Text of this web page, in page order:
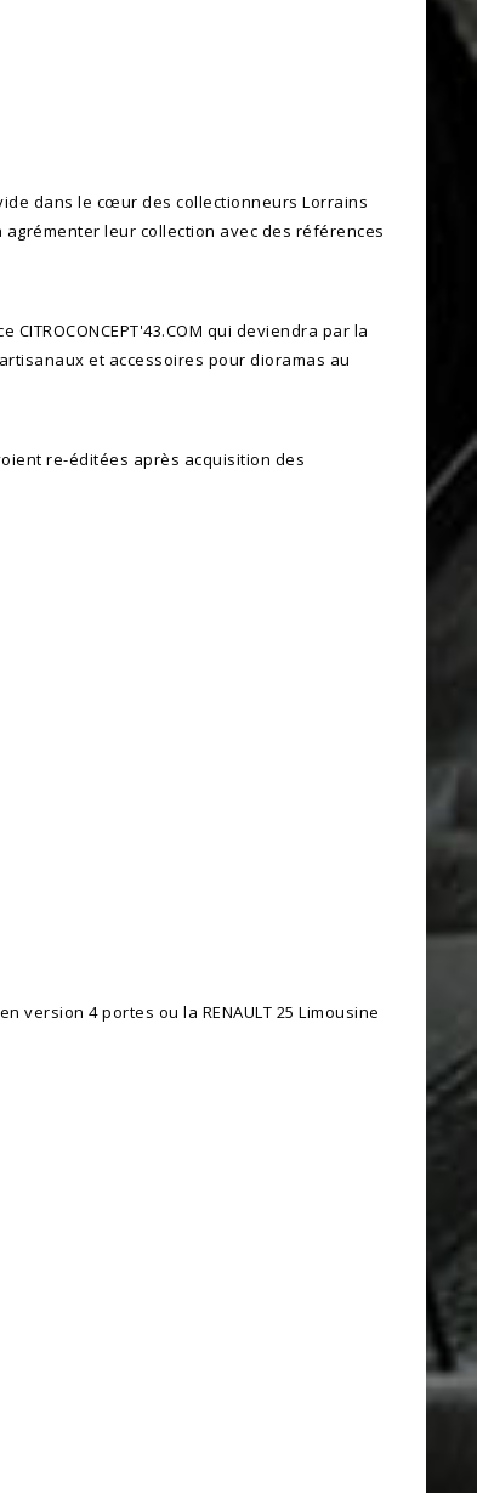
dans le cœur des collectionneurs Lorrains
leur collection avec des références
qui deviendra par la
et accessoires pour dioramas au
re-éditées après acquisition des
version 4 portes ou la RENAULT 25 Limousine